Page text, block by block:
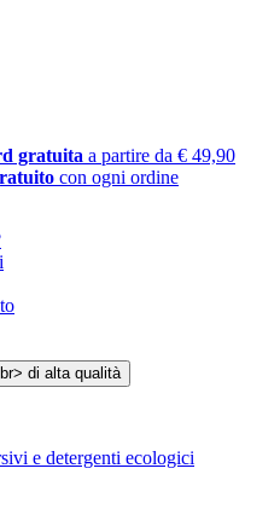
gratuita a partire da € 49,90
con ogni ordine
e detergenti ecologici